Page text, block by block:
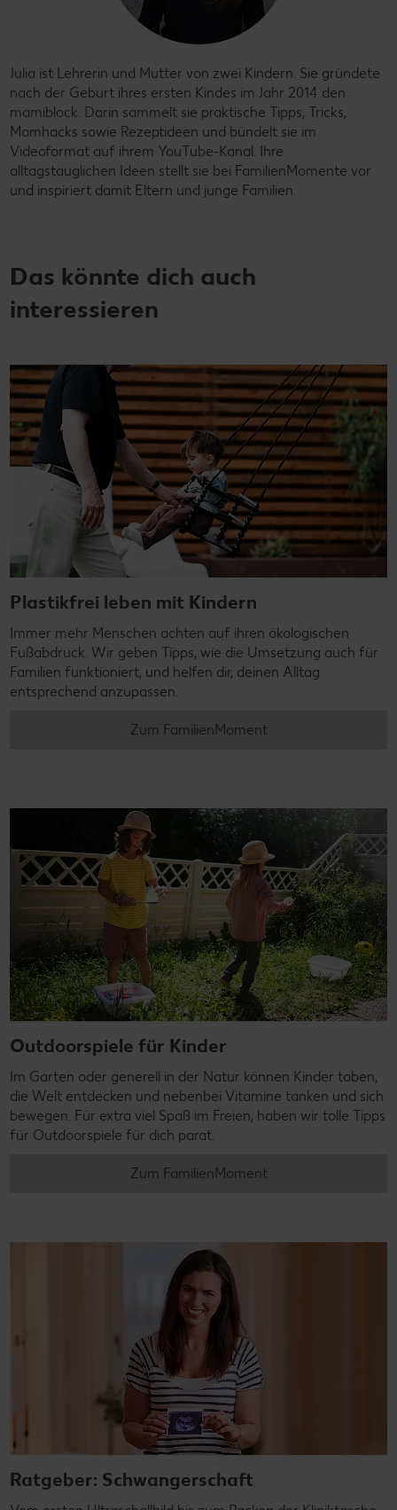
Julia ist Lehrerin und Mutter von zwei Kindern. Sie gründete
nach der Geburt ihres ersten Kindes im Jahr 2014 den
mamiblock. Darin sammelt sie praktische Tipps, Tricks,
Momhacks sowie Rezeptideen und bündelt sie im
Videoformat auf ihrem YouTube-Kanal. Ihre
alltagstauglichen Ideen stellt sie bei FamilienMomente vor
und inspiriert damit Eltern und junge Familien.
Das könnte dich auch
interessieren
Plastikfrei leben mit Kindern
Immer mehr Menschen achten auf ihren ökologischen
Fußabdruck. Wir geben Tipps, wie die Umsetzung auch für
Familien funktioniert, und helfen dir, deinen Alltag
entsprechend anzupassen.
Zum FamilienMoment
Outdoorspiele für Kinder
Im Garten oder generell in der Natur können Kinder toben,
die Welt entdecken und nebenbei Vitamine tanken und sich
bewegen. Für extra viel Spaß im Freien, haben wir tolle Tipps
für Outdoorspiele für dich parat.
Zum FamilienMoment
Ratgeber: Schwangerschaft